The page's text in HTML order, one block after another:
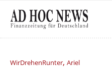
WirDrehenRunter, Ariel